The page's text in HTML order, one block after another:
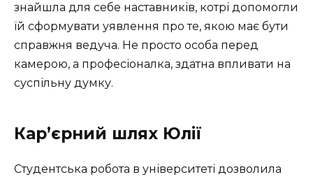
знайшла для себе наставників, котрі допомогли
їй сформувати уявлення про те, якою має бути
справжня ведуча. Не просто особа перед
камерою, а професіоналка, здатна впливати на
суспільну думку.
Кар’єрний шлях Юлії
Cтудентська робота в університеті дозволила